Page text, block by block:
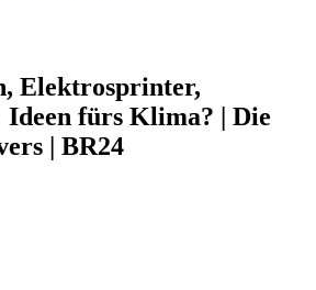
Elektrosprinter,
fürs Klima? | Die
| BR24